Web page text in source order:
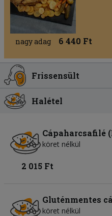
nagy adag 6 440 Ft
Frissensült
Halétel
Cápaharcsafilé
köret nélkül
2 015 Ft
Gluténmentes
köret nélkül